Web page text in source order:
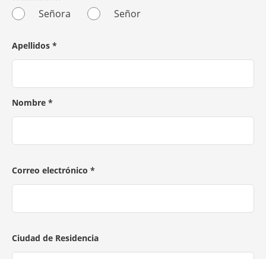
Señora Señor
Apellidos *
Nombre *
Correo electrónico *
Ciudad de Residencia